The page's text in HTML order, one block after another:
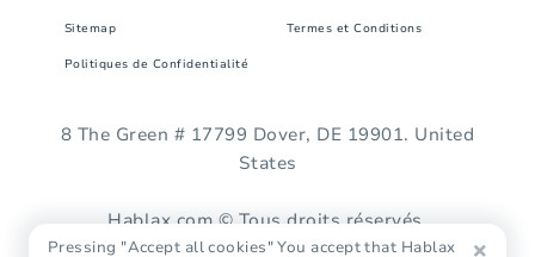
Sitemap Termes et Conditions
Politiques de Confidentialité
8 The Green # 17799 Dover, DE 19901. United
States
Hablax.com © Tous droits réservés.
Pressing "Accept all cookies" You accept that Hablax